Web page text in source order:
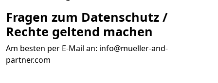
Fragen zum Datenschutz /
Rechte geltend machen
Am besten per E-Mail an: info@mueller-and-
partner.com